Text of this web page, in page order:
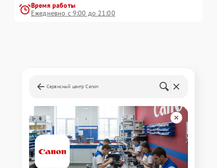
Время работы
Ежедневно с 9:00 до 21:00
Сервисный центр Canon